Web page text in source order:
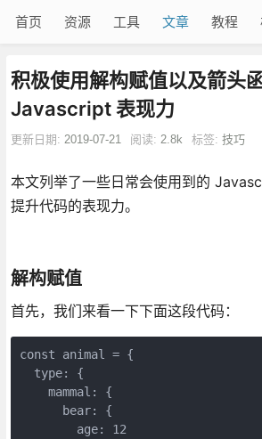
首页 资源 工具 文章 教程
积极使用解构赋值以及箭头
Javascript 表现力
更新日期: 2019-07-21 阅读: 2.8k 标签: 技巧
本文列举了一些日常会使用到的
提升代码的表现力。
解构赋值
首先，我们来看一下下面这段代码：
const animal = {
  type: {
    mammal: {
      bear: {
        age: 12